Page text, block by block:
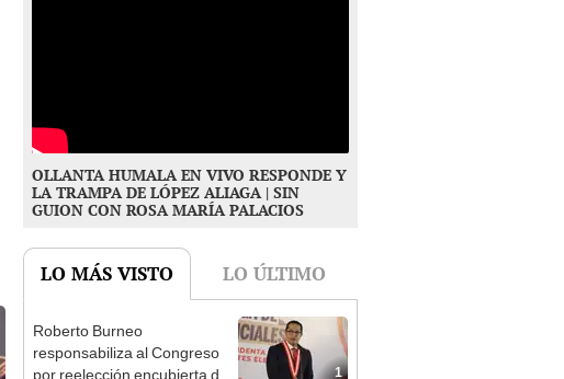
OLLANTA HUMALA EN VIVO RESPONDE Y
LA TRAMPA DE LÓPEZ ALIAGA | SIN
GUION CON ROSA MARÍA PALACIOS
LO MÁS VISTO LO ÚLTIMO
1
Roberto Burneo
responsabiliza al Congreso
por reelección encubierta de